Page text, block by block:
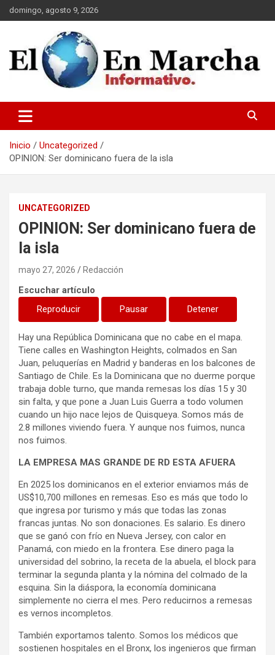
Saltar
al
domingo, agosto 9, 2026
elmundoenmarcha.net
Inicio
Uncategorized
OPINION: Ser dominicano fuera de la isla
UNCATEGORIZED
OPINION: Ser dominicano fuera de
la isla
mayo 27, 2026 Redacción
Escuchar artículo
Reproducir
Pausar Detener
Hay una República Dominicana que no cabe en el mapa.
Tiene calles en Washington Heights, colmados en San
Juan, peluquerías en Madrid y banderas en los balcones de
Santiago de Chile. Es la Dominicana que no duerme porque
trabaja doble turno, que manda remesas los días 15 y 30
sin falta, y que pone a Juan Luis Guerra a todo volumen
cuando un hijo nace lejos de Quisqueya. Somos más de
2.8 millones viviendo fuera. Y aunque nos fuimos, nunca
nos fuimos.
LA EMPRESA MAS GRANDE DE RD ESTA AFUERA
En 2025 los dominicanos en el exterior enviamos más de
US$10,700 millones en remesas. Eso es más que todo lo
que ingresa por turismo y más que todas las zonas
francas juntas. No son donaciones. Es salario. Es dinero
que se ganó con frío en Nueva Jersey, con calor en
Panamá, con miedo en la frontera. Ese dinero paga la
universidad del sobrino, la receta de la abuela, el block para
terminar la segunda planta y la nómina del colmado de la
esquina. Sin la diáspora, la economía dominicana
simplemente no cierra el mes. Pero reducirnos a remesas
es vernos incompletos.
También exportamos talento. Somos los médicos que
sostienen hospitales en el Bronx, los ingenieros que firman